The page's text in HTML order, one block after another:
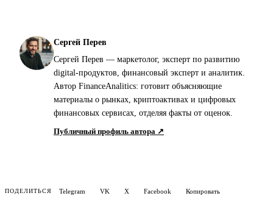
Сергей Перев
Сергей Перев — маркетолог, эксперт по развитию
digital-продуктов, финансовый эксперт и аналитик.
Автор FinanceAnalitics: готовит объясняющие
материалы о рынках, криптоактивах и цифровых
финансовых сервисах, отделяя факты от оценок.
Публичный профиль автора ↗
ПОДЕЛИТЬСЯ Telegram VK X Facebook Копировать